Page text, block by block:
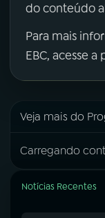
do conteúdo
Para mais
EBC, acesse
Veja mais do
Carregando
Notícias Recentes